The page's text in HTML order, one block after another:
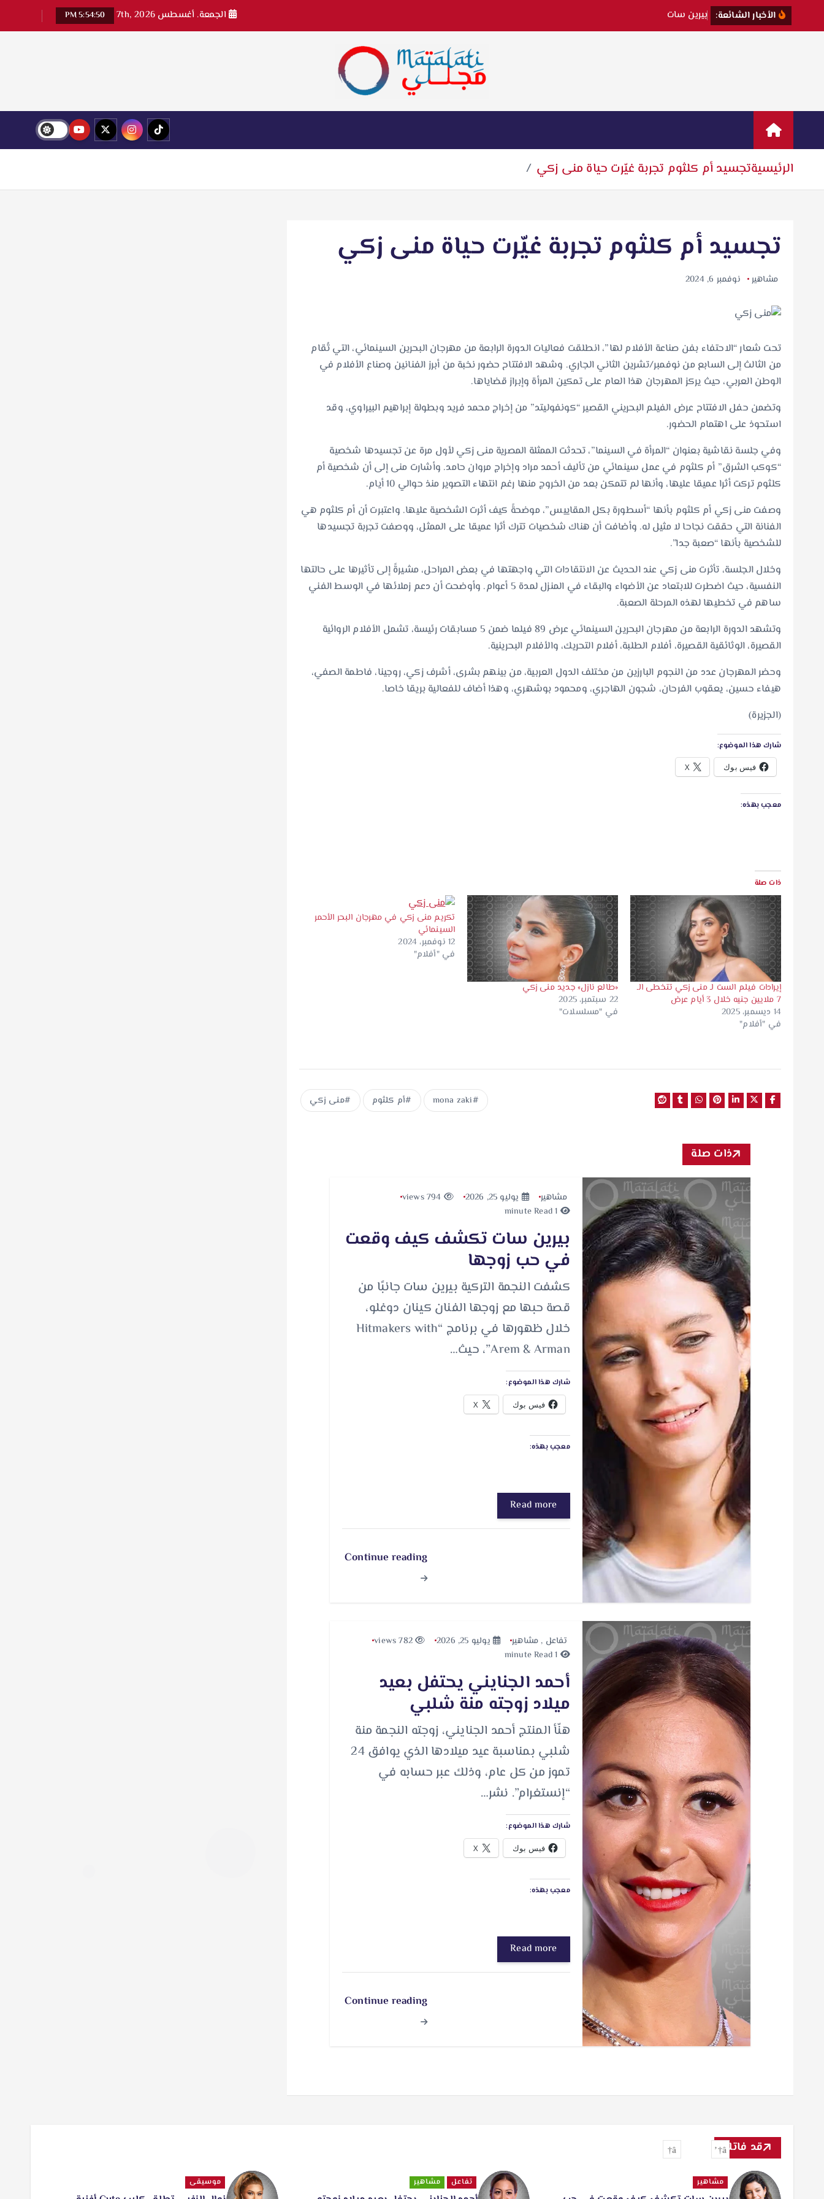
ل
و
إ
الأخبار الشائعة: بيرين سات الجمعة. أغسطس 7th, 2026 5:54:51 PM
اخبار فنية وترفيهية
الرئيسيةتجسيد أم كلثوم تجربة غيّرت حياة منى زكي
تجسيد أم كلثوم تجربة غيّرت حياة منى زكي
مشاهير نوفمبر 6, 2024
تحت شعار “الاحتفاء بفن صناعة الأفلام لها”، انطلقت فعاليات الدورة الرابعة من مهرجان البحرين السينمائي، التي تُقام
من الثالث إلى السابع من نوفمبر/تشرين الثاني الجاري. وشهد الافتتاح حضور نخبة من أبرز الفنانين وصناع الأفلام في
الوطن العربي، حيث يركز المهرجان هذا العام على تمكين المرأة وإبراز قضاياها.
وتضمن حفل الافتتاح عرض الفيلم البحريني القصير “كونفوليتد” من إخراج محمد فريد وبطولة إبراهيم البيراوي، وقد
استحوذ على اهتمام الحضور.
وفي جلسة نقاشية بعنوان “المرأة في السينما”، تحدثت الممثلة المصرية منى زكي لأول مرة عن تجسيدها شخصية
“كوكب الشرق” أم كلثوم في عمل سينمائي من تأليف أحمد مراد وإخراج مروان حامد. وأشارت منى إلى أن شخصية أم
كلثوم تركت أثرا عميقا عليها، وأنها لم تتمكن بعد من الخروج منها رغم انتهاء التصوير منذ حوالي 10 أيام.
وصفت منى زكي أم كلثوم بأنها “أسطورة بكل المقاييس”، موضحةً كيف أثرت الشخصية عليها. واعتبرت أن أم كلثوم هي
الفنانة التي حققت نجاحا لا مثيل له. وأضافت أن هناك شخصيات تترك أثرا عميقا على الممثل، ووصفت تجربة تجسيدها
للشخصية بأنها “صعبة جدا”.
وخلال الجلسة، تأثرت منى زكي عند الحديث عن الانتقادات التي واجهتها في بعض المراحل، مشيرةً إلى تأثيرها على حالتها
النفسية، حيث اضطرت للابتعاد عن الأضواء والبقاء في المنزل لمدة 5 أعوام. وأوضحت أن دعم زملائها في الوسط الفني
ساهم في تخطيها لهذه المرحلة الصعبة.
وتشهد الدورة الرابعة من مهرجان البحرين السينمائي عرض 89 فيلما ضمن 5 مسابقات رئيسة، تشمل الأفلام الروائية
القصيرة، الوثائقية القصيرة، أفلام الطلبة، أفلام التحريك، والأفلام البحرينية.
وحضر المهرجان عدد من النجوم البارزين من مختلف الدول العربية، من بينهم بشرى، أشرف زكي، روجينا، فاطمة الصفي،
هيفاء حسين، يعقوب الفرحان، شجون الهاجري، ومحمود بوشهري، وهذا أضاف للفعالية بريقا خاصا.
(الجزيرة)
شارك هذا الموضوع:
فيس بوك X
معجب بهذه:
ذات صلة
إيرادات فيلم الست لـ منى زكي تتخطى الـ
7 ملايين جنيه خلال 3 أيام عرض
14 ديسمبر، 2025
في "أفلام"
«طالع نازل» جديد منى زكي
22 سبتمبر، 2025
في "مسلسلات"
تكريم منى زكي في مهرجان البحر الأحمر
السينمائي
12 نوفمبر، 2024
في "أفلام"
mona zaki أم كلثوم منى زكي
ذات صلة
مشاهير يوليو 25, 2026
بيرين سات تكشف كيف وقعت
في حب زوجها
كشفت النجمة التركية بيرين سات جانبًا من
قصة حبها مع زوجها الفنان كينان دوغلو،
خلال ظهورها في برنامج “Hitmakers with
Arem & Arman”، حيث…
شارك هذا الموضوع:
فيس بوك X
معجب بهذه:
Read more
Continue reading
تفاعل , مشاهير يوليو 25, 2026
782 views
أحمد الجنايني يحتفل بعيد
ميلاد زوجته منة شلبي
هنّأ المنتج أحمد الجنايني، زوجته النجمة منة
شلبي بمناسبة عيد ميلادها الذي يوافق 24
تموز من كل عام، وذلك عبر حسابه في
“إنستغرام”. نشر…
شارك هذا الموضوع:
فيس بوك X
معجب بهذه:
Read more
Continue reading
قد فاتك
مشاهير تفاعل مشاهير موسيقى